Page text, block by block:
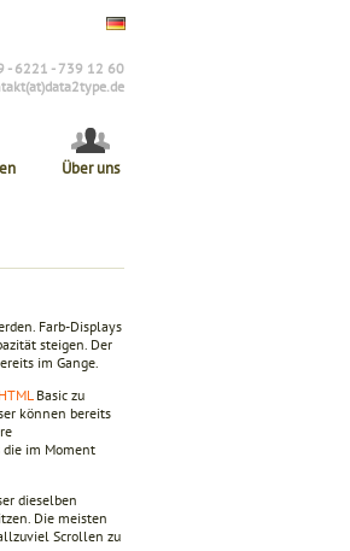
- 6221 - 739 12 60
Über uns
Farb-Displays
steigen. Der
im Gange.
Basic zu
können bereits
im Moment
dieselben
Die meisten
Scrollen zu